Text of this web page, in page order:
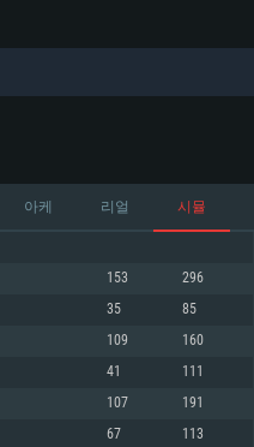
아케 리얼 시뮬
153 296
35 85
109 160
41 111
107 191
67 113